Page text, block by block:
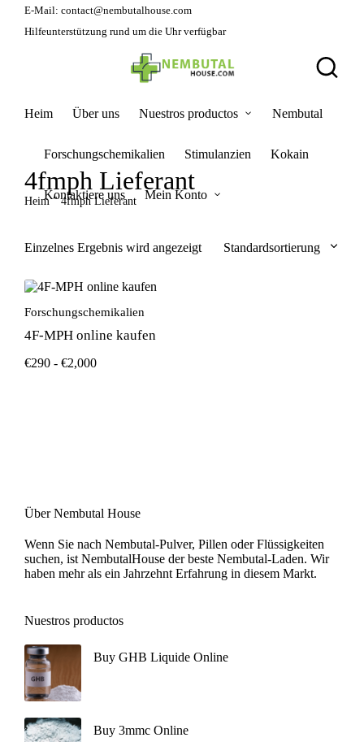
E-Mail: contact@nembutalhouse.com
Hilfeunterstützung rund um die Uhr verfügbar
Heim Über uns Nuestros productos Nembutal
Forschungschemikalien Stimulanzien Kokain
Kontaktiere uns Mein Konto
4fmph Lieferant
Heim"4fmph Lieferant
Einzelnes Ergebnis wird angezeigt Standardsortierung
Forschungschemikalien
4F-MPH online kaufen
€290 - €2,000
Über Nembutal House
Wenn Sie nach Nembutal-Pulver, Pillen oder Flüssigkeiten
suchen, ist NembutalHouse der beste Nembutal-Laden. Wir
haben mehr als ein Jahrzehnt Erfahrung in diesem Markt.
Nuestros productos
Buy GHB Liquide Online
Buy 3mmc Online